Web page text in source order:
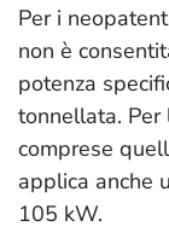
Per i
non è
potenza
tonnellata. Per
comprese
applica anche
105 kW.